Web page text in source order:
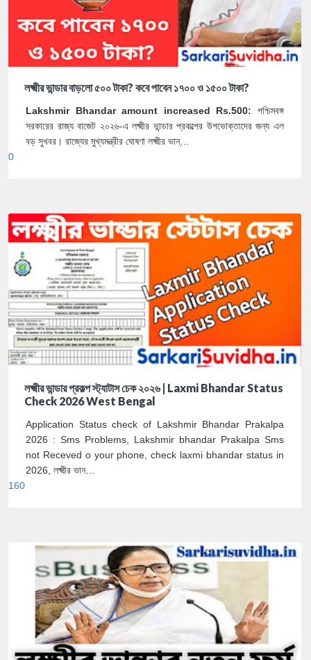
লক্ষ্মীর ভান্ডার বাড়লো ৫০০ টাকা? কবে পাবেন ১৭০০ ও ১৫০০ টাকা?
Lakshmir Bhandar amount increased Rs.500: পশ্চিমবঙ্গ
সরকারের রাজ্য বাজেট ২০২৬-এ লক্ষ্মীর ভান্ডার প্রকল্পের উপভোক্তাদের জন্য এল
বড় সুখবর। রাজ্যের মুখ্যমন্ত্রীর ঘোষণা লক্ষ্মীর ভান্…
0
লক্ষ্মীর ভান্ডার প্রকল্প স্ট্যাটাস চেক ২০২৬ | Laxmi Bhandar Status
Check 2026 West Bengal
Application Status check of Lakshmir Bhandar Prakalpa
2026 : Sms Problems, Lakshmir bhandar Prakalpa Sms
not Receved o your phone, check laxmi bhandar status in
2026, লক্ষ্মীর ভান…
160